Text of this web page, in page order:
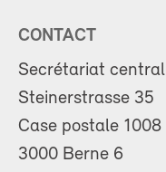
CONTACT
Secrétariat central
Steinerstrasse 35
Case postale 1008
3000 Berne 6